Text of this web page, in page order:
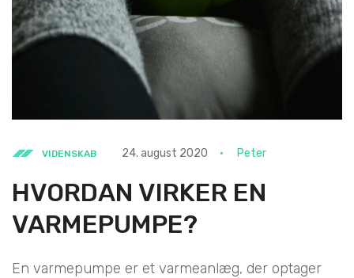
VIDENSKAB 24. august 2020 Peter
HVORDAN VIRKER EN
VARMEPUMPE?
En varmepumpe er et varmeanlæg, der optager